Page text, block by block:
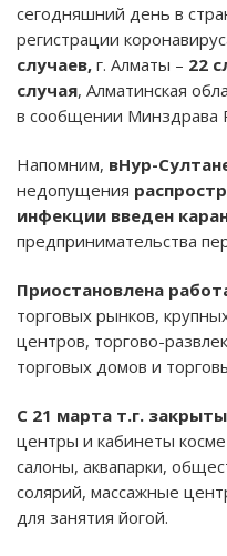
сегодняшний день в
регистрации
случаев, г. Алматы – 22
случая, Алматинская
в сообщении Минздрава
Напомним, вНур-
недопущения
инфекции введен
предпринимательства
Приостановлена
торговых рынков,
центров, торгово-
торговых домов и
С 21 марта т.г.
центры и кабинеты
салоны, аквапарки,
солярий, массажные
для занятия йогой.